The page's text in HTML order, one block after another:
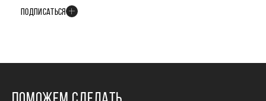
ПОДПИСАТЬСЯ